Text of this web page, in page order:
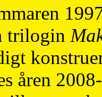
trilogin
åren